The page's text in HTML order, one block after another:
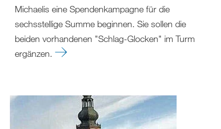
Michaelis eine Spendenkampagne für die
sechsstellige Summe beginnen. Sie sollen die
beiden vorhandenen "Schlag-Glocken" im Turm
ergänzen.